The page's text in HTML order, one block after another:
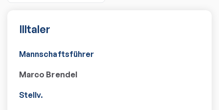
Illtaler
Mannschaftsführer
Marco Brendel
Stellv.